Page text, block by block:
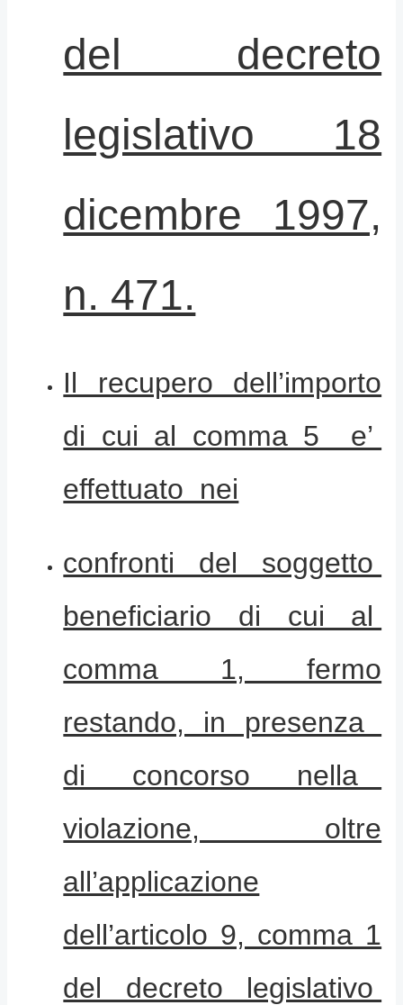
del decreto
legislativo 18
dicembre 1997,
n. 471.
Il recupero dell’importo
di cui al comma 5 e’
effettuato nei
confronti del soggetto
beneficiario di cui al
comma 1, fermo
restando, in presenza
di concorso nella
violazione, oltre
all’applicazione
dell’articolo 9, comma 1
del decreto legislativo